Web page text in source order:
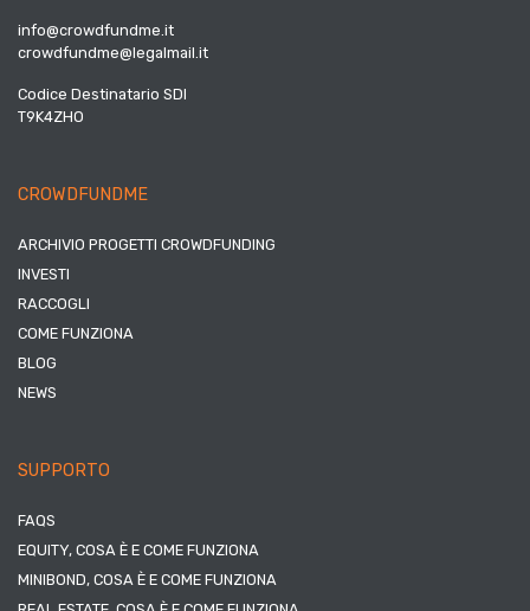
info@crowdfundme.it
crowdfundme@legalmail.it
Codice Destinatario SDI
T9K4ZHO
CROWDFUNDME
ARCHIVIO PROGETTI CROWDFUNDING
INVESTI
RACCOGLI
COME FUNZIONA
BLOG
NEWS
SUPPORTO
FAQS
EQUITY, COSA È E COME FUNZIONA
MINIBOND, COSA È E COME FUNZIONA